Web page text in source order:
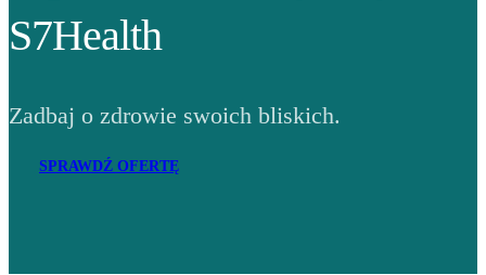
S7Health
Zadbaj o zdrowie swoich bliskich.
SPRAWDŹ OFERTĘ